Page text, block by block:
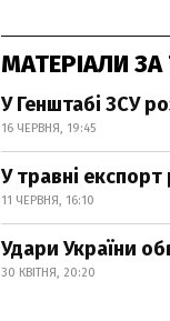
МАТЕРІАЛИ
У Генштабі ЗСУ
16 ЧЕРВНЯ, 19:45
У травні
11 ЧЕРВНЯ, 16:10
Удари України
30 КВІТНЯ, 20:20